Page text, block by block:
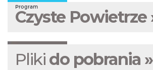
Program
Czyste Powietrze
Pliki do pobrania »